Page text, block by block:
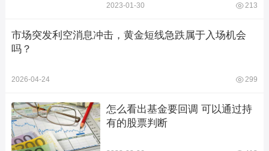
2023-01-30 213
市场突发利空消息冲击，黄金短线急跌属于入场机会
吗？
2026-04-24 299
怎么看出基金要回调 可以通过持
有的股票判断